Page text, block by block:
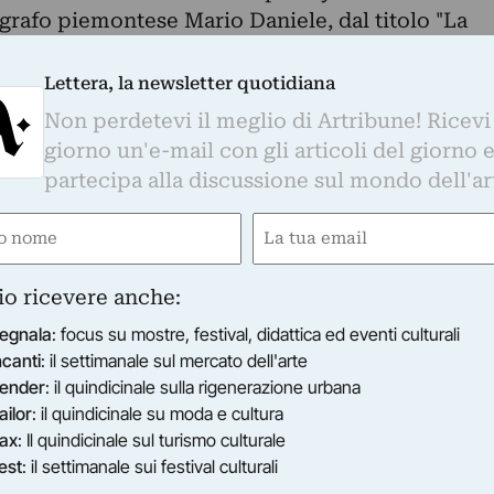
piemontese Mario Daniele, dal titolo "La
che crediamo di conoscere? Ciò che
come il risultato della nostra
del mondo reale. Il buon senso, dopotutto,
oggettiva può essere scoperta. In che modo
di gran lunga più complesso, la nostra visione
di ciò che si trova fuori di noi, ma
anche dai processi mentali attraverso i
una visione. Ciò che viene ipoteticamente
cui inventore è inconsapevole del proprio
come qualcosa che esiste
diventa quindi la base della propria
azioni.
del contributo di Paul Watzlawick al
deliberatamente ispirazione per questa
Lettera, la newsletter quotidiana
Non perdetevi il meglio di Artribune! Ricevi
giorno un'e-mail con gli articoli del giorno e
partecipa alla discussione sul mondo
Email
ricevere anche:
: focus su mostre, festival, didattica ed eventi culturali
: il settimanale sul mercato dell'arte
: il quindicinale sulla rigenerazione urbana
: il quindicinale su moda e cultura
: Il quindicinale sul turismo culturale
: il settimanale sui festival culturali